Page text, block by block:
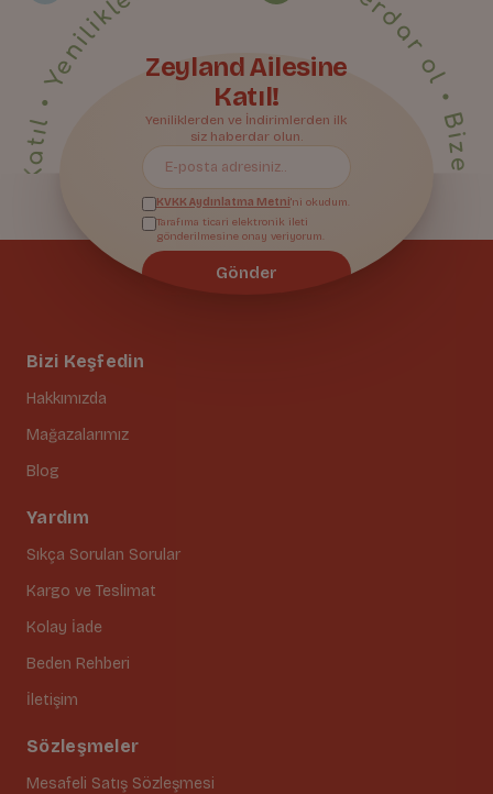
Bizi Keşfedin
Hakkımızda
Mağazalarımız
Blog
Yardım
Sıkça Sorulan Sorular
Kargo ve Teslimat
Kolay İade
Beden Rehberi
İletişim
Sözleşmeler
Mesafeli Satış Sözleşmesi
Bize Katıl• Yeniliklerden ilk sen haberdar ol • Bize Katıl • Yeniliklerden ilk sen haberdar ol • Bize Katıl • Yeniliklerden ilk sen haberdar ol • Bize Katıl • Yeniliklerden ilk sen haberdar ol • Bize Katıl • Yeniliklerden ilk sen haberdar ol • Bize Katıl • Yeniliklerden ilk sen haberdar ol • Bize Katıl • Yeniliklerden ilk sen haberdar ol • Bize Katıl • Yeniliklerden ilk sen haberdar ol • Bize Katıl • Yeniliklerden ilk sen haberdar ol • Bize Katıl • Yeniliklerden ilk sen haberdar ol • Bize Katıl • Yeniliklerden ilk sen haberdar ol • Bize Katıl • Yeniliklerden ilk sen haberdar ol • Bize Katıl • Yeniliklerden ilk sen haberdar ol • Bize Katıl • Yeniliklerden ilk sen haberdar ol • Bize Katıl • Yeniliklerden ilk sen haberdar ol •
Zeyland Ailesine
Katıl!
Yeniliklerden ve İndirimlerden ilk
siz haberdar olun.
KVKK Aydınlatma Metni'ni okudum.
Tarafıma ticari elektronik ileti
gönderilmesine onay veriyorum.
Gönder